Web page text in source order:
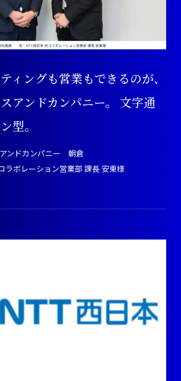
ド
ィングも営業もできるのが、
アンドカンパニー。
文字通
型。
ンドカンパニー 朝倉
ボレーション営業部 課長 安東様